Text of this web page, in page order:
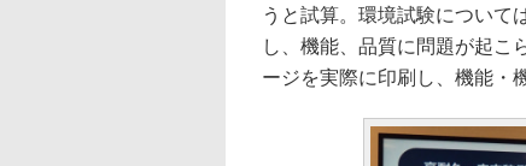
うと試算。環境試験について
し、機能、品質に問題が起こ
ージを実際に印刷し、機能・